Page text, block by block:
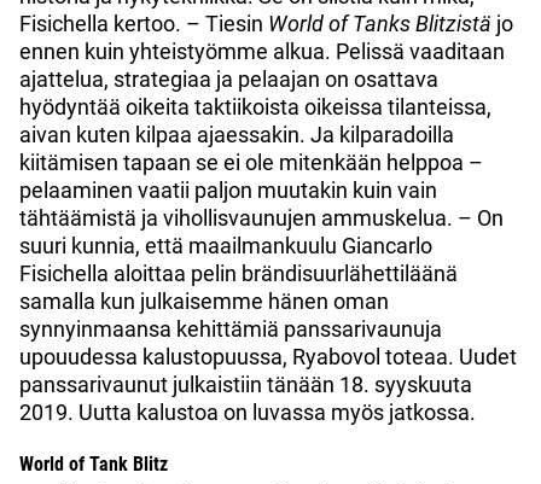
Fisichella kertoo. – Tiesin World of Tanks Blitzistä jo
ennen kuin yhteistyömme alkua. Pelissä vaaditaan
ajattelua, strategiaa ja pelaajan on osattava
hyödyntää oikeita taktiikoista oikeissa tilanteissa,
aivan kuten kilpaa ajaessakin. Ja kilparadoilla
kiitämisen tapaan se ei ole mitenkään helppoa –
pelaaminen vaatii paljon muutakin kuin vain
tähtäämistä ja vihollisvaunujen ammuskelua. – On
suuri kunnia, että maailmankuulu Giancarlo
Fisichella aloittaa pelin brändisuurlähettiläänä
samalla kun julkaisemme hänen oman
synnyinmaansa kehittämiä panssarivaunuja
upouudessa kalustopuussa, Ryabovol toteaa. Uudet
panssarivaunut julkaistiin tänään 18. syyskuuta
2019. Uutta kalustoa on luvassa myös jatkossa.
World of Tank Blitz